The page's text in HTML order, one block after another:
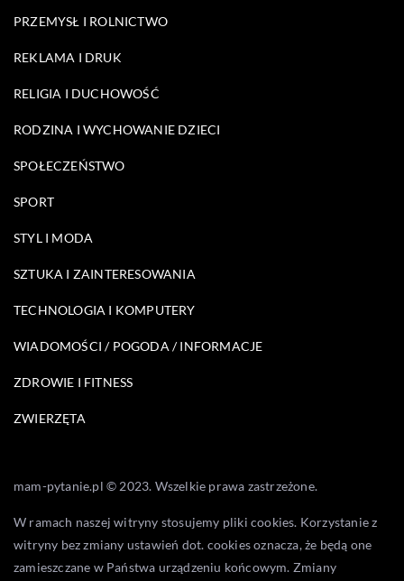
PRZEMYSŁ I ROLNICTWO
REKLAMA I DRUK
RELIGIA I DUCHOWOŚĆ
RODZINA I WYCHOWANIE DZIECI
SPOŁECZEŃSTWO
SPORT
STYL I MODA
SZTUKA I ZAINTERESOWANIA
TECHNOLOGIA I KOMPUTERY
WIADOMOŚCI / POGODA / INFORMACJE
ZDROWIE I FITNESS
ZWIERZĘTA
mam-pytanie.pl © 2023. Wszelkie prawa zastrzeżone.
W ramach naszej witryny stosujemy pliki cookies. Korzystanie z
witryny bez zmiany ustawień dot. cookies oznacza, że będą one
zamieszczane w Państwa urządzeniu końcowym. Zmiany